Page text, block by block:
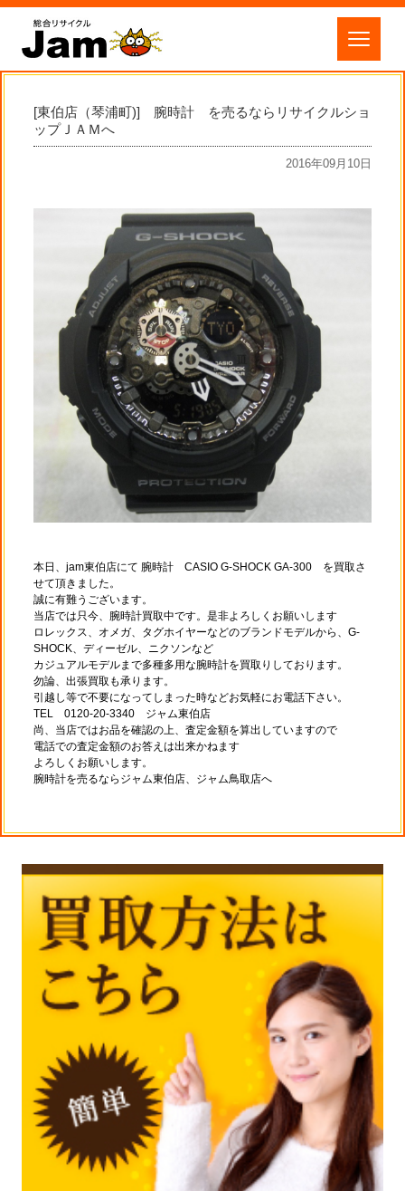
[東伯店（琴浦町)] 腕時計 を売るならリサイクルショ
ップＪＡＭへ
2016年09月10日
本日、jam東伯店にて 腕時計 CASIO G-SHOCK GA-300 を買取さ
せて頂きました。
誠に有難うございます。
当店では只今、腕時計買取中です。是非よろしくお願いします
ロレックス、オメガ、タグホイヤーなどのブランドモデルから、G-
SHOCK、ディーゼル、ニクソンなど
カジュアルモデルまで多種多用な腕時計を買取りしております。
勿論、出張買取も承ります。
引越し等で不要になってしまった時などお気軽にお電話下さい。
TEL 0120-20-3340 ジャム東伯店
尚、当店ではお品を確認の上、査定金額を算出していますので
電話での査定金額のお答えは出来かねます
よろしくお願いします。
腕時計を売るならジャム東伯店、ジャム鳥取店へ